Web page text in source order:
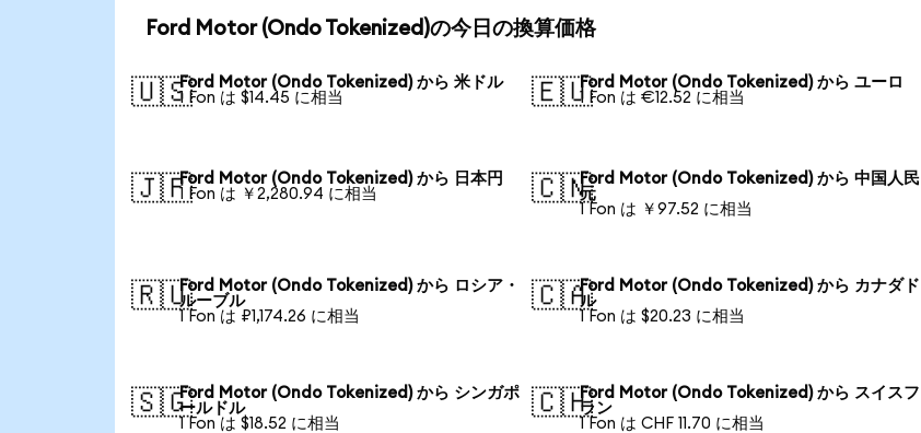
Ford Motor (Ondo Tokenized)の今日の換算価格
🇺🇸Ford Motor (Ondo Tokenized) から 米ドル
1 Fon は $14.45 に相当
🇪🇺Ford Motor (Ondo Tokenized) から ユーロ
1 Fon は €12.52 に相当
🇯🇵Ford Motor (Ondo Tokenized) から 日本円
1 Fon は ￥2,280.94 に相当
🇨🇳Ford Motor (Ondo Tokenized) から 中国人民
元
1 Fon は ￥97.52 に相当
🇷🇺Ford Motor (Ondo Tokenized) から ロシア・
ルーブル
1 Fon は ₽1,174.26 に相当
🇨🇦Ford Motor (Ondo Tokenized) から カナダド
ル
1 Fon は $20.23 に相当
🇸🇬Ford Motor (Ondo Tokenized) から シンガポ
ールドル
1 Fon は $18.52 に相当
🇨🇭Ford Motor (Ondo Tokenized) から スイスフ
ラン
1 Fon は CHF 11.70 に相当